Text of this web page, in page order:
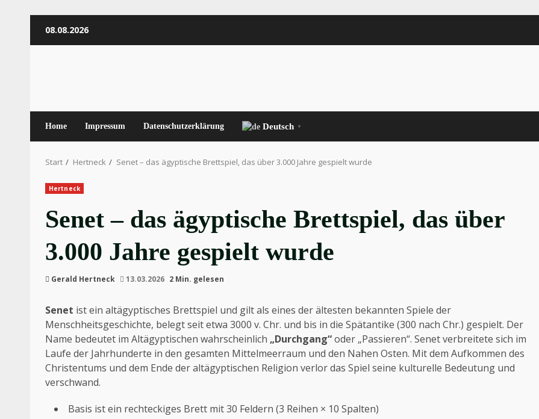
Inhalt08.08.2026
Home Impressum Datenschutzerklärung Deutsch ▼
Start Hertneck Senet – das ägyptische Brettspiel, das über 3.000 Jahre gespielt wurde
Hertneck
Senet – das ägyptische Brettspiel, das über
3.000 Jahre gespielt wurde
Gerald Hertneck 13.03.2026 2 Min. gelesen
Senet ist ein altägyptisches Brettspiel und gilt als eines der ältesten bekannten Spiele der
Menschheitsgeschichte, belegt seit etwa 3000 v. Chr. und bis in die Spätantike (300 nach Chr.) gespielt. Der
Name bedeutet im Altägyptischen wahrscheinlich „Durchgang“oder „Passieren“. Senet verbreitete sich im
Laufe der Jahrhunderte in den gesamten Mittelmeerraum und den Nahen Osten. Mit dem Aufkommen des
Christentums und dem Ende der altägyptischen Religion verlor das Spiel seine kulturelle Bedeutung und
verschwand.
Basis ist ein rechteckiges Brett mit 30 Feldern (3 Reihen × 10 Spalten)